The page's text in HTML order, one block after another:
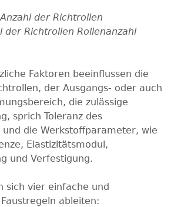
Anzahl der Richtrollen
der Richtrollen Rollenanzahl
Faktoren beeinflussen die
der Ausgangs- oder auch
die zulässige
sprich Toleranz des
und die Werkstoffparameter, wie
Elastizitätsmodul,
und Verfestigung.
sich vier einfache und
ableiten: